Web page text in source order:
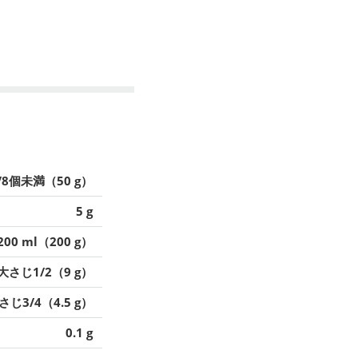
個未満（50 g）
5 g
ml（200 g）
さじ1/2（9 g）
じ3/4（4.5 g）
0.1 g